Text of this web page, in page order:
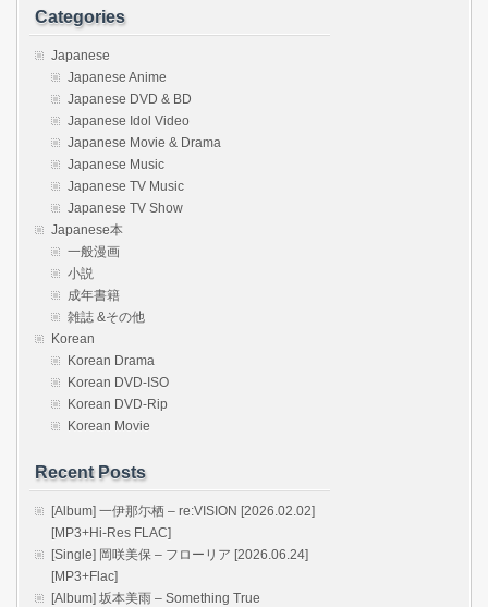
Categories
Japanese
Japanese Anime
Japanese DVD & BD
Japanese Idol Video
Japanese Movie & Drama
Japanese Music
Japanese TV Music
Japanese TV Show
Japanese本
一般漫画
小説
成年書籍
雑誌 &その他
Korean
Korean Drama
Korean DVD-ISO
Korean DVD-Rip
Korean Movie
Recent Posts
[Album] 一伊那尓栖 – re:VISION [2026.02.02]
[MP3+Hi-Res FLAC]
[Single] 岡咲美保 – フローリア [2026.06.24]
[MP3+Flac]
[Album] 坂本美雨 – Something True